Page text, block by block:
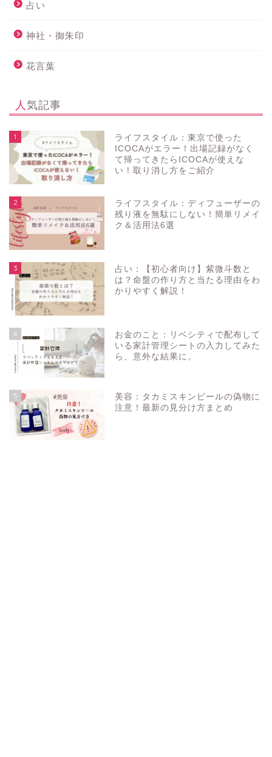
占い
神社・御朱印
花言葉
人気記事
1
ライフスタイル：東京で使った
ICOCAがエラー！出場記録がなく
て帰ってきたらICOCAが使えな
い！取り消し方をご紹介
2
ライフスタイル：ディフューザーの
残り液を無駄にしない！簡単リメイ
ク＆活用法6選
3
占い：【初心者向け】紫微斗数と
は？命盤の作り方と当たる理由をわ
かりやすく解説！
4
お金のこと：リベシティで配布して
いる家計管理シートの入力してみた
ら、意外な結果に。
5
美容：タカミスキンピールの偽物に
注意！最新の見分け方まとめ